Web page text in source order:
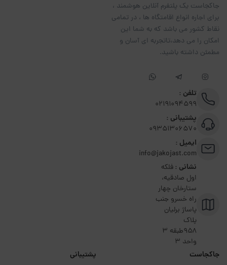
جاکجاست یک پلتفرم آنلاین هوشمند ،
برای اجاره انواع اقامتگاه ها ، در تمامی
نقاط کشور می باشد که به شما این
امکان را می دهد،تاتجربه ای آسان و
مطمئن داشته باشید.
تلفن :
02191094599
پشتیبانی :
09351306570
ایمیل :
info@jakojast.com
نشانی :فلکه
اول صادقیه،
ستارخان چهار
راه خسرو جنب
پاساژ برلیان
پلاک
۹۵۸طبقه 3
واحد 3
جاکجاست پشتیبانی